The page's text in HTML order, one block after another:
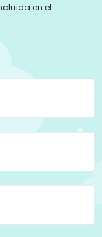
en el